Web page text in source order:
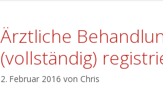
Ärztliche
(vollständig)
2. Februar 2016 von Chris